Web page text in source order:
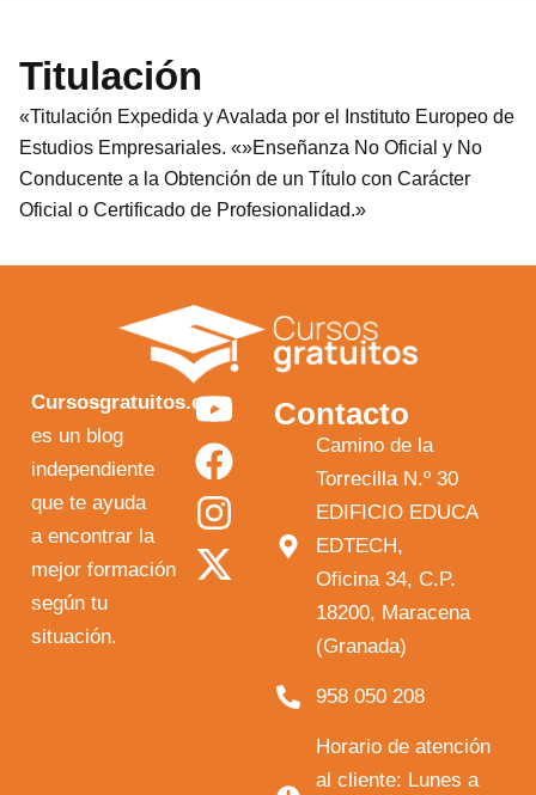
Titulación
«Titulación Expedida y Avalada por el Instituto Europeo de
Estudios Empresariales. «»Enseñanza No Oficial y No
Conducente a la Obtención de un Título con Carácter
Oficial o Certificado de Profesionalidad.»
Cursosgratuitos.es
es un blog
independiente
que te ayuda
a encontrar la
mejor formación
según tu
situación.
Y
o
u
t
u
F
a
c
e
b
I
n
s
t
a
X
-
t
w
i
Contacto
Camino de la
Torrecilla N.º 30
EDIFICIO EDUCA
EDTECH,
Oficina 34, C.P.
18200, Maracena
(Granada)
958 050 208
Horario de atención
al cliente: Lunes a